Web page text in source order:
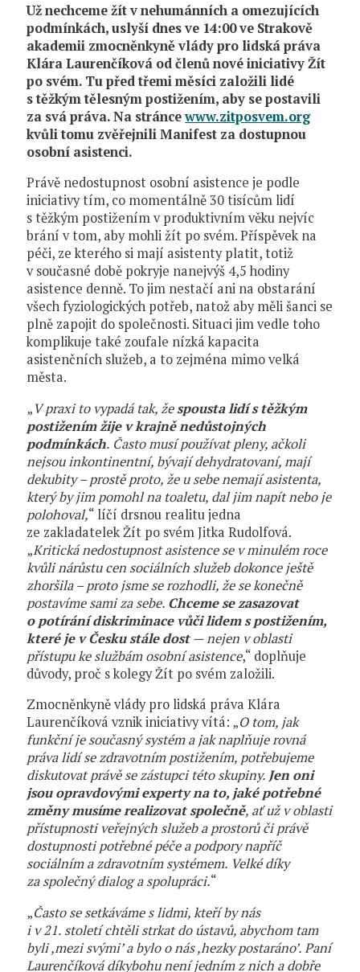
Už nechceme žít v nehumánních a omezujících
podmínkách, uslyší dnes ve 14:00 ve Strakově
akademii zmocněnkyně vlády pro lidská práva
Klára Laurenčíková od členů nové iniciativy Žít
po svém. Tu před třemi měsíci založili lidé
s těžkým tělesným postižením, aby se postavili
za svá práva. Na stráncewww.zitposvem.org
kvůli tomu zvěřejnili Manifest za dostupnou
osobní asistenci.
Právě nedostupnost osobní asistence je podle
iniciativy tím, co momentálně 30 tisícům lidí
s těžkým postižením v produktivním věku nejvíc
brání v tom, aby mohli žít po svém. Příspěvek na
péči, ze kterého si mají asistenty platit, totiž
v současné době pokryje nanejvýš 4,5 hodiny
asistence denně. To jim nestačí ani na obstarání
všech fyziologických potřeb, natož aby měli šanci se
plně zapojit do společnosti. Situaci jim vedle toho
komplikuje také zoufale nízká kapacita
asistenčních služeb, a to zejména mimo velká
města.
„V praxi to vypadá tak, žespousta lidí s těžkým
postižením žije v krajně nedůstojných
podmínkách. Často musí používat pleny, ačkoli
nejsou inkontinentní, bývají dehydratovaní, mají
dekubity – prostě proto, že u sebe nemají asistenta,
který by jim pomohl na toaletu, dal jim napít nebo je
polohoval,“ líčí drsnou realitu jedna
ze zakladatelek Žít po svém Jitka Rudolfová.
„Kritická nedostupnost asistence se v minulém roce
kvůli nárůstu cen sociálních služeb dokonce ještě
zhoršila – proto jsme se rozhodli, že se konečně
postavíme sami za sebe. Chceme se zasazovat
o potírání diskriminace vůči lidem s postižením,
které je v Česku stále dost— nejen v oblasti
přístupu ke službám osobní asistence,“ doplňuje
důvody, proč s kolegy Žít po svém založili.
Zmocněnkyně vlády pro lidská práva Klára
Laurenčíková vznik iniciativy vítá: „O tom, jak
funkční je současný systém a jak naplňuje rovná
práva lidí se zdravotním postižením, potřebujeme
diskutovat právě se zástupci této skupiny. Jen oni
jsou opravdovými experty na to, jaké potřebné
změny musíme realizovat společně, ať už v oblasti
přístupnosti veřejných služeb a prostorů či právě
dostupnosti potřebné péče a podpory napříč
sociálním a zdravotním systémem. Velké díky
za společný dialog a spolupráci.“
„Často se setkáváme s lidmi, kteří by nás
i v 21. století chtěli strkat do ústavů, abychom tam
byli ,mezi svými’ a bylo o nás ,hezky postaráno’. Paní
Laurenčíková díkybohu není jedním z nich a dobře